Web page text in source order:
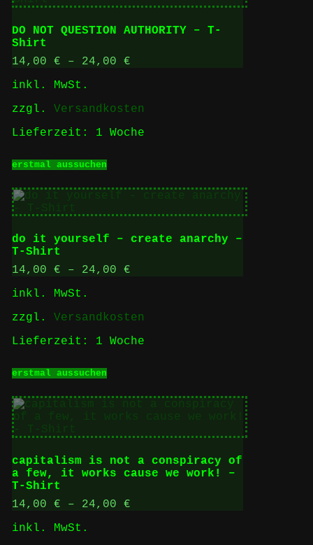
auf.
Die
Optionen
auf
werden
DO NOT QUESTION AUTHORITY – T-
Shirt
14,00 € – 24,00 €
inkl. MwSt.
zzgl. Versandkosten
Lieferzeit: 1 Woche
erstmal aussuchenProdukt
mehrere
auf.
Die
Optionen
auf
werden
do it yourself – create anarchy –
T-Shirt
14,00 € – 24,00 €
inkl. MwSt.
zzgl. Versandkosten
Lieferzeit: 1 Woche
erstmal aussuchenProdukt
mehrere
Varianten
Die
können
auf
Produktseite
capitalism is not a conspiracy of
a few, it works cause we work! –
T-Shirt
14,00 € – 24,00 €
inkl. MwSt.